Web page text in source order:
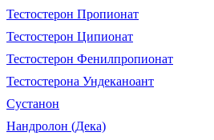
Тестостерон Пропионат
Тестостерон Ципионат
Тестостерон Фенилпропионат
Тестостерона Ундеканоант
Сустанон
Нандролон (Дека)